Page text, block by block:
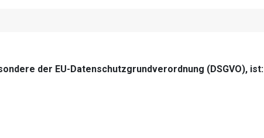
der EU-Datenschutzgrundverordnung (DSGVO), ist: